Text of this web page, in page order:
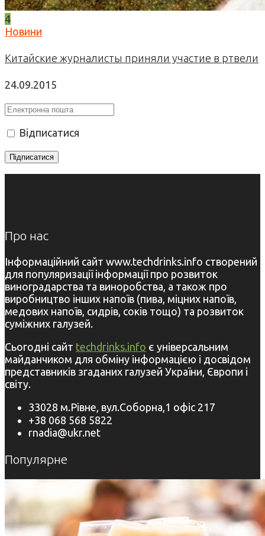
4
Новини
Китайские журналисты приняли участие в ртвели
24.09.2015
Відписатися
Про нас
Інформаційний сайт www.techdrinks.info створений
для популяризації інформації про розвиток
виноградарства та виноробства, а також про
виробництво інших напоїв (пива, міцних напоїв,
медових напоїв, сидрів, соків тощо) та розвиток
суміжних галузей.
Сьогодні сайт techdrinks.info є універсальним
майданчиком для обміну інформацією і досвідом
представників згаданих галузей України, Європи і
світу.
33028 м.Рівне, вул.Соборна,1 офіс 217
+38 068 568 5822
rnadia@ukr.net
Популярне